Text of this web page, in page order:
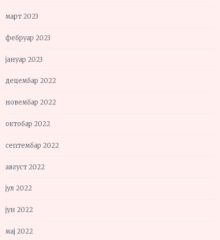
март 2023
фебруар 2023
јануар 2023
децембар 2022
новембар 2022
октобар 2022
септембар 2022
август 2022
јул 2022
јун 2022
мај 2022